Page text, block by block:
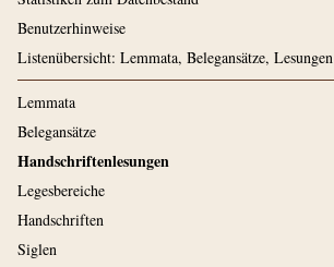
Benutzerhinweise
Listenübersicht: Lemmata, Belegansätze, Lesungen
Lemmata
Belegansätze
Handschriftenlesungen
Legesbereiche
Handschriften
Siglen